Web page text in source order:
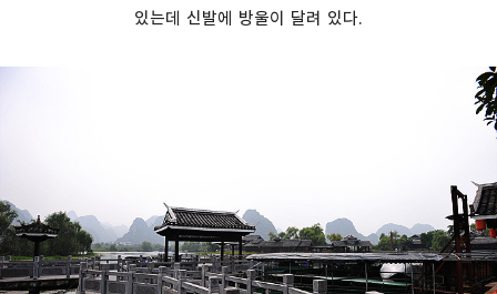
있는데 신발에 방울이 달려 있다.